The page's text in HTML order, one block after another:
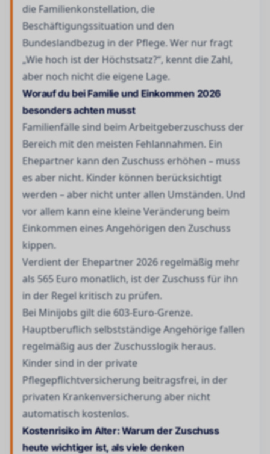
die Familienkonstellation, die
Beschäftigungssituation und den
Bundeslandbezug in der Pflege. Wer nur fragt
„Wie hoch ist der Höchstsatz?“, kennt die Zahl,
aber noch nicht die eigene Lage.
Worauf du bei Familie und Einkommen 2026
besonders achten musst
Familienfälle sind beim Arbeitgeberzuschuss der
Bereich mit den meisten Fehlannahmen. Ein
Ehepartner kann den Zuschuss erhöhen – muss
es aber nicht. Kinder können berücksichtigt
werden – aber nicht unter allen Umständen. Und
vor allem kann eine kleine Veränderung beim
Einkommen eines Angehörigen den Zuschuss
kippen.
Verdient der Ehepartner 2026 regelmäßig mehr
als 565 Euro monatlich, ist der Zuschuss für ihn
in der Regel kritisch zu prüfen.
Bei Minijobs gilt die 603-Euro-Grenze.
Hauptberuflich selbstständige Angehörige fallen
regelmäßig aus der Zuschusslogik heraus.
Kinder sind in der private
Pflegepflichtversicherung beitragsfrei, in der
privaten Krankenversicherung aber nicht
automatisch kostenlos.
Kostenrisiko im Alter: Warum der Zuschuss
heute wichtiger ist, als viele denken